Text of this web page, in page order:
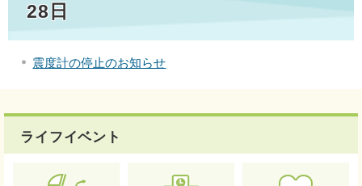
28日
震度計の停止のお知らせ
ライフイベント